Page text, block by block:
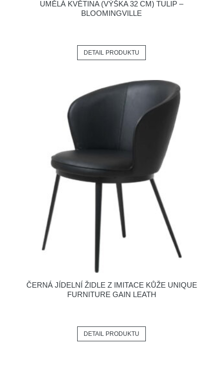
UMĚLÁ KVĚTINA (VÝŠKA 32 CM) TULIP –
BLOOMINGVILLE
DETAIL PRODUKTU
ČERNÁ JÍDELNÍ ŽIDLE Z IMITACE KŮŽE UNIQUE
FURNITURE GAIN LEATH
DETAIL PRODUKTU